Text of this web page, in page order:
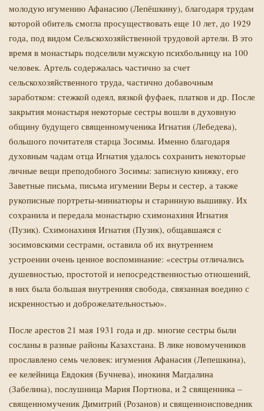
молодую игумению Афанасию (Лепёшкину), благодаря трудам
которой обитель смогла просуществовать еще 10 лет, до 1929
года, под видом Сельскохозяйственной трудовой артели. В это
время в монастырь подселили мужскую психбольницу на 100
человек. Артель содержалась частично за счет
сельскохозяйственного труда, частично добавочным
заработком: стежкой одеял, вязкой фуфаек, платков и др. После
закрытия монастыря некоторые сестры вошли в духовную
общину будущего священномученика Игнатия (Лебедева),
большого почитателя старца Зосимы. Именно благодаря
духовным чадам отца Игнатия удалось сохранить некоторые
личные вещи преподобного Зосимы: записную книжку, его
Заветные письма, письма игумении Веры и сестер, а также
рукописные портреты-миниатюры и старинную вышивку. Их
сохранила и передала монастырю схимонахиня Игнатия
(Пузик). Схимонахиня Игнатия (Пузик), общавшаяся с
зосимовскими сестрами, оставила об их внутреннем
устроении очень ценное воспоминание: «сестры отличались
душевностью, простотой и непосредственностью отношений,
в них была большая внутренняя свобода, связанная воедино с
искренностью и доброжелательностью».
После арестов 21 мая 1931 года и др. многие сестры были
сосланы в разные районы Казахстана. В лике новомучеников
прославлено семь человек: игумения Афанасия (Лепешкина),
ее келейница Евдокия (Бучнева), инокиня Магдалина
(Забелина), послушница Мария Портнова, и 2 священника –
священномученик Димитрий (Розанов) и священноисповедник